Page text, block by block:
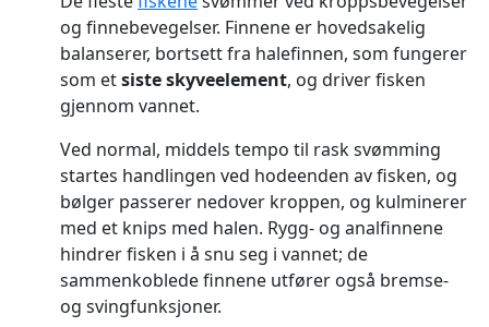
og finnebevegelser. Finnene er hovedsakelig
balanserer, bortsett fra halefinnen, som fungerer
som etsiste skyveelement, og driver fisken
gjennom vannet.
Ved normal, middels tempo til rask svømming
startes handlingen ved hodeenden av fisken, og
bølger passerer nedover kroppen, og kulminerer
med et knips med halen. Rygg- og analfinnene
hindrer fisken i å snu seg i vannet; de
sammenkoblede finnene utfører også bremse-
og svingfunksjoner.